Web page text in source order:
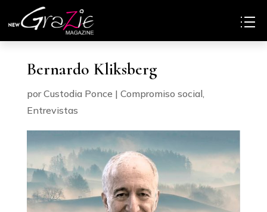
Bernardo Kliksberg
porCustodia Ponce | Compromiso social,
Entrevistas